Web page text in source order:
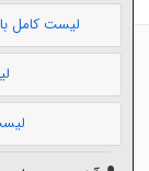
لیست کامل